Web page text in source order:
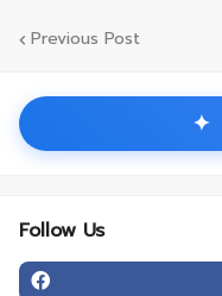
Previous Post
✦
Follow Us